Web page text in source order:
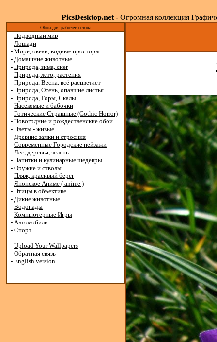
PicsDesktop.net- Огромная коллекция
Обои для рабочего стола
- Подводный мир
- Лошади
- Море, океан, водные просторы
- Домашние животные
- Природа, зима, снег
- Природа, лето, растения
- Природа, Весна, всё расцветает
- Природа, Осень, опавшие листья
- Природа, Горы, Скалы
- Насекомые и бабочки
- Готические Страшные (Gothic Horror)
- Новогодние и рождественские обои
- Цветы - живые
- Древние замки и строения
- Современные Городские пейзажи
- Лес, деревья, зелень
- Напитки и кулинарные шедевры
- Оружие и стволы
- Пляж, красивый берег
- Японское Аниме ( anime )
- Птицы в объективе
- Дикие животные
- Водопады
- Компьютерные Игры
- Автомобили
- Спорт
- Upload Your Wallpapers
- Обратная связь
- English version